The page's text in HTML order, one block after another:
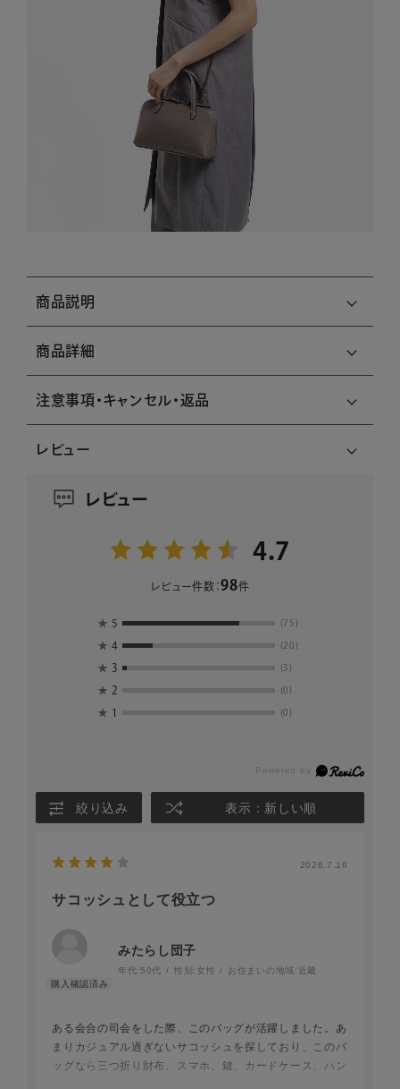
商品説明
商品詳細
注意事項・キャンセル・返品
レビュー
レビュー
4.7
レビュー件数：98件
★ 5 (75)
★ 4 (20)
★ 3 (3)
★ 2 (0)
★ 1 (0)
絞り込み 表示：新しい順
2026.7.16
サコッシュとして役立つ
みたらし団子
年代: 50代 性別:女性 お住まいの地域: 近畿
ある会合の司会をした際、このバッグが活躍しました。あ
まりカジュアル過ぎないサコッシュを探しており、このバ
ッグなら三つ折り財布、スマホ、鍵、カードケース、ハン